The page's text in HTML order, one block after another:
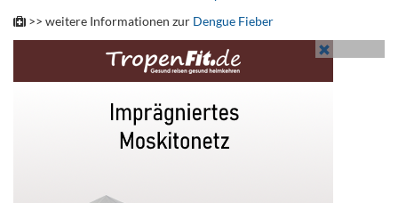
>> weitere Informationen zur Dengue Fieber